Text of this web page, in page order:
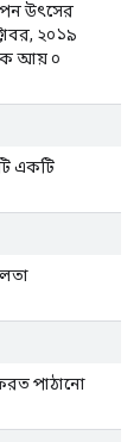
উৎসের
২০১৯
আয় ০
একটি
পাঠানো